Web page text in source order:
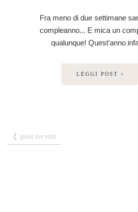
Fra meno di due settimane
compleanno... E mica un
qualunque! Quest'anno
LEGGI POST >
❬ post recenti